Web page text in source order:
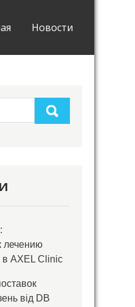
Новости
лечению
в AXEL Clinic
від DB